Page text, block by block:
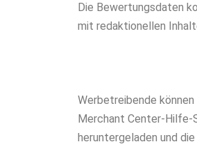
Die Bewertungsdaten
mit redaktionellen
Werbetreibende
Merchant Center-Hilfe-
heruntergeladen und